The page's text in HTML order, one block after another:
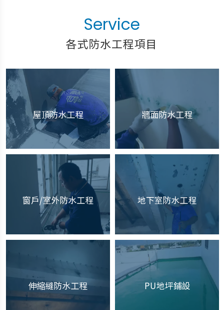
各式防水工程項目
屋頂防水工程 牆面防水工程
窗戶/室外防水工程 地下室防水工程
伸縮縫防水工程 PU地坪鋪設